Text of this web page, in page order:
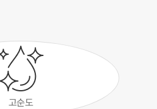
고순도